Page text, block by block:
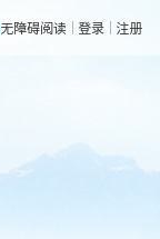
无障碍阅读 登录 注册